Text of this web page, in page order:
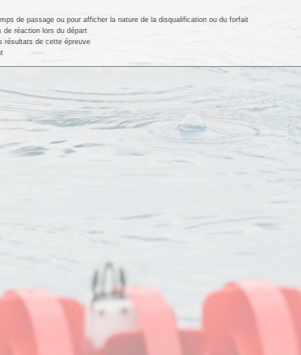
de passage ou pour afficher la nature de la disqualification ou du forfait
réaction lors du départ
résultats de cette épreuve